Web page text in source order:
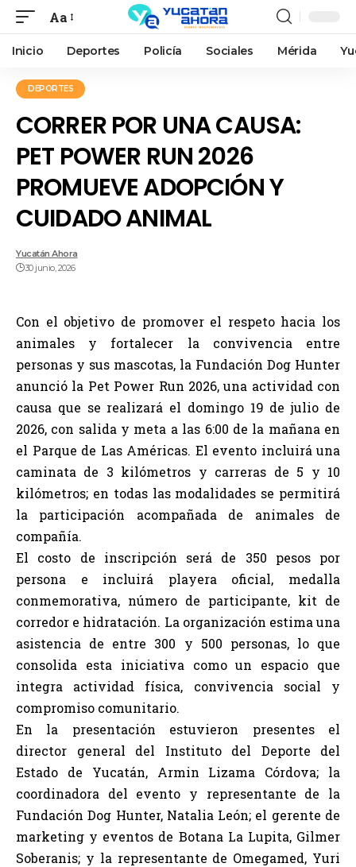
Aa
Inicio Deportes Policía Sociales Mérida
DEPORTES
CORRER POR UNA CAUSA:
PET POWER RUN 2026
PROMUEVE ADOPCIÓN Y
CUIDADO ANIMAL
Yucatán Ahora
30 junio, 2026
Con el objetivo de promover el respeto hacia los
animales y fortalecer la convivencia entre
personas y sus mascotas, la Fundación Dog Hunter
anunció la Pet Power Run 2026, una actividad con
causa que se realizará el domingo 19 de julio de
2026, con salida y meta a las 6:00 de la mañana en
el Parque de Las Américas. El evento incluirá una
caminata de 3 kilómetros y carreras de 5 y 10
kilómetros; en todas las modalidades se permitirá
la participación acompañada de animales de
compañía.
El costo de inscripción será de 350 pesos por
persona e incluirá playera oficial, medalla
conmemorativa, número de participante, kit de
corredor e hidratación. La organización estima una
asistencia de entre 300 y 500 personas, lo que
consolida esta iniciativa como un espacio que
integra actividad física, convivencia social y
compromiso comunitario.
En la presentación estuvieron presentes el
director general del Instituto del Deporte del
Estado de Yucatán, Armin Lizama Córdova; la
coordinadora del evento y representante de la
Fundación Dog Hunter, Natalia León; el gerente de
marketing y eventos de Botana La Lupita, Gilmer
Soberanis; y la representante de Omegamed, Yuri